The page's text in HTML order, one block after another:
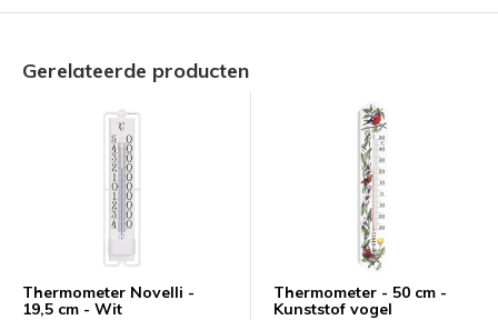
Gerelateerde producten
Thermometer Novelli -
19,5 cm - Wit
Thermometer - 50 cm -
Kunststof vogel